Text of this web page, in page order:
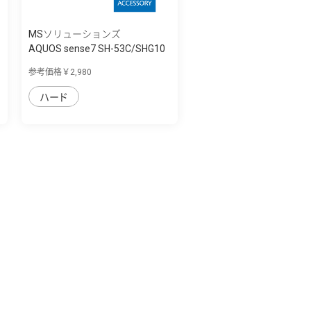
MSソリューションズ
AQUOS sense7 SH-53C/SHG10
参考価格￥2,980
ハード